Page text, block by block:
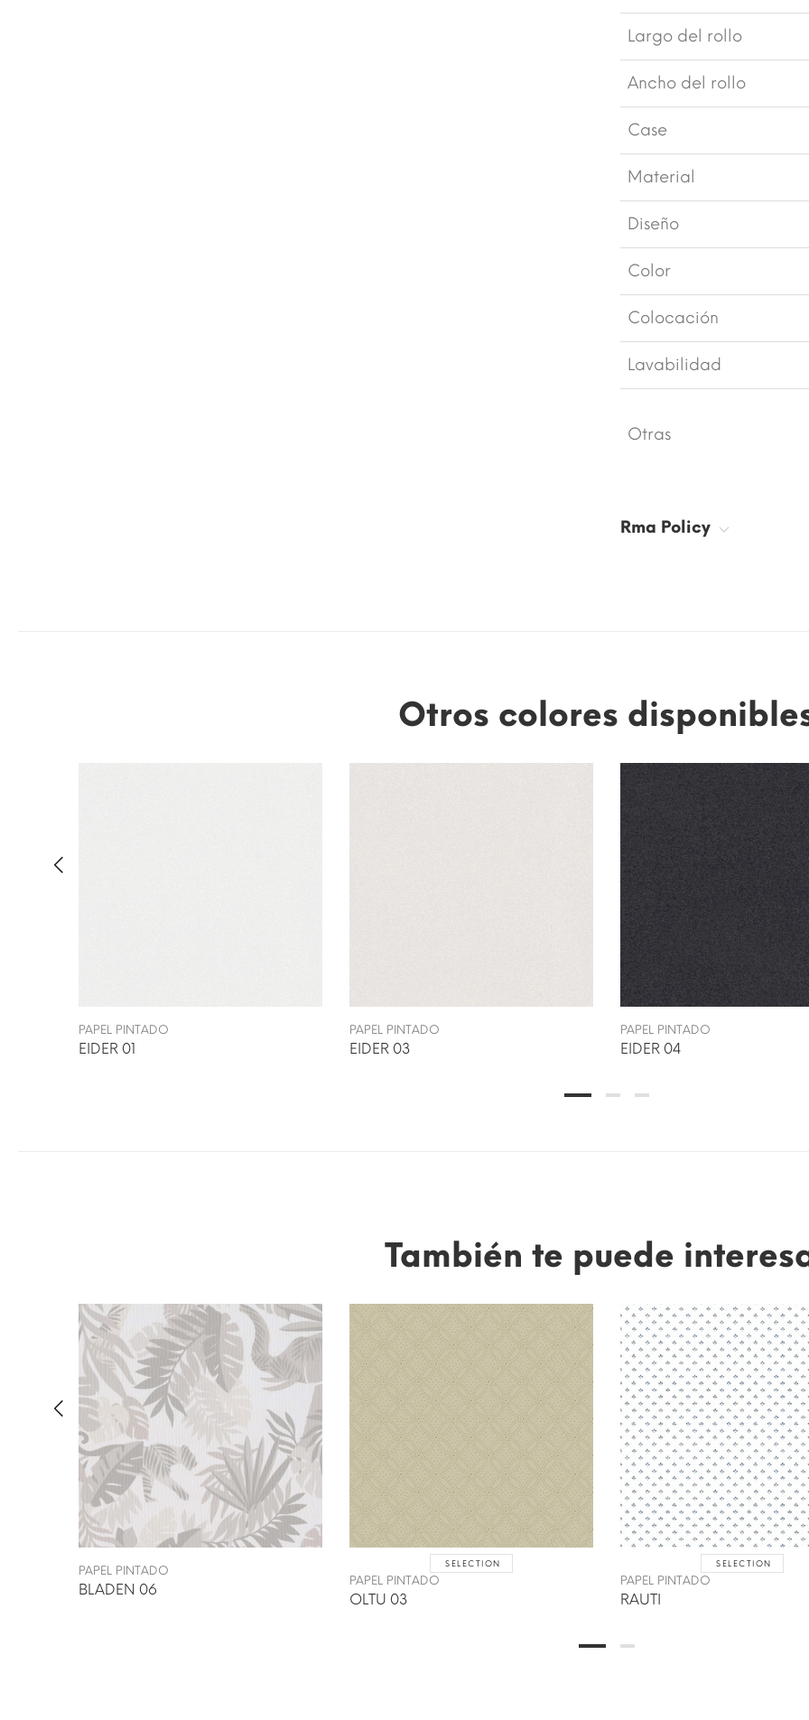
Largo del rollo
Ancho del rollo
Case
Material
Diseño
Color
Colocación
Lavabilidad
Otras
Rma Policy
Otros colores
PAPEL PINTADO
EIDER 01
PAPEL PINTADO
EIDER 03
PAPEL PINTADO
EIDER 04
También te puede
PAPEL PINTADO
BLADEN 06
SELECTION
PAPEL PINTADO
OLTU 03
SELECTION
PAPEL PINTADO
RAUTI